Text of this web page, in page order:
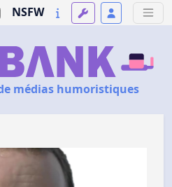
NSFW
médias humoristiques